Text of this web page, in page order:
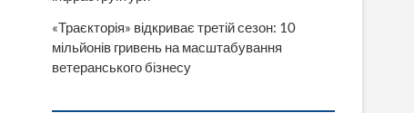
«Траєкторія» відкриває третій сезон: 10
мільйонів гривень на масштабування
ветеранського бізнесу